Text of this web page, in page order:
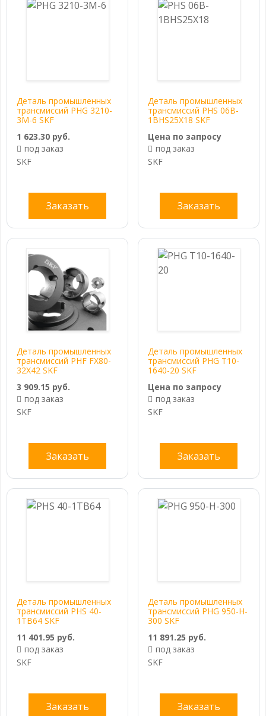
Деталь промышленных
трансмиссий PHG 3210-
3M-6 SKF
1 623.30 руб.
под заказ
SKF
Заказать
Деталь промышленных
трансмиссий PHS 06B-
1BHS25X18 SKF
Цена по запросу
под заказ
SKF
Заказать
Деталь промышленных
трансмиссий PHF FX80-
32X42 SKF
3 909.15 руб.
под заказ
SKF
Заказать
Деталь промышленных
трансмиссий PHG T10-
1640-20 SKF
Цена по запросу
под заказ
SKF
Заказать
Деталь промышленных
трансмиссий PHS 40-
1TB64 SKF
11 401.95 руб.
под заказ
SKF
Заказать
Деталь промышленных
трансмиссий PHG 950-H-
300 SKF
11 891.25 руб.
под заказ
SKF
Заказать